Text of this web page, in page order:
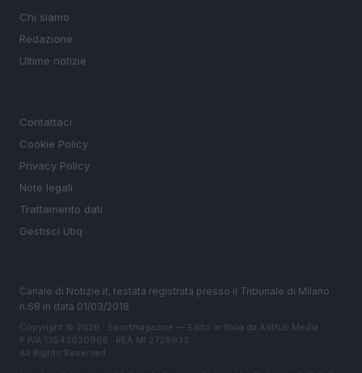
Chi siamo
Redazione
Ultime notizie
Contattaci
Cookie Policy
Privacy Policy
Note legali
Trattamento dati
Gestisci Utiq
Canale di Notizie.it, testata registrata presso il Tribunale di Milano
n.68 in data 01/03/2018
Copyright © 2026 · Sportmagazine — Edito in Italia da AdHub Media
P.IVA 13542920965 · REA MI 2729933
All Rights Reserved